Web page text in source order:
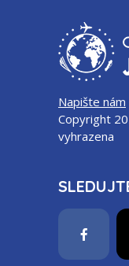
Napište nám
Copyright
vyhrazena